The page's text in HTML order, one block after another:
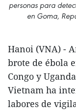
personas para
en Goma,
Hanoi (VNA) -
brote de ébola
Congo y
Vietnam ha
labores de